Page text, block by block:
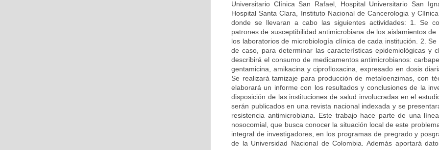
Universitario Clínica San Rafael, Hospital Universitario San
Hospital Santa Clara, Instituto Nacional de Cancerologia y
donde se llevaran a cabo las siguientes actividades: 1. Se
patrones de susceptibilidad antimicrobiana de los aislamientos
los laboratorios de microbiología clínica de cada institución. 2.
de caso, para determinar las características epidemiológicas y
describirá el consumo de medicamentos antimicrobianos:
gentamicina, amikacina y ciprofloxacina, expresado en dosis
Se realizará tamizaje para producción de metaloenzimas, con
elaborará un informe con los resultados y conclusiones de la
disposición de las instituciones de salud involucradas en el
serán publicados en una revista nacional indexada y se
resistencia antimicrobiana. Este trabajo hace parte de una
nosocomial, que busca conocer la situación local de este
integral de investigadores, en los programas de pregrado y
de la Universidad Nacional de Colombia. Además aportará